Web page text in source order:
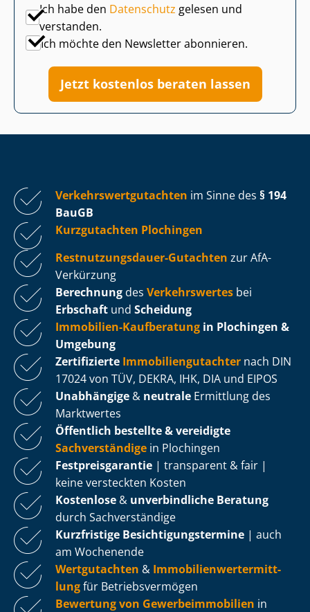
Ich habe den Datenschutz gelesen und
verstanden.
Ich möchte den Newsletter abonnieren.
Jetzt kostenlos beraten lassen
Ver­kehrs­wert­gut­ach­ten im Sinne des § 194
BauGB
Kurzgutachten Plochingen
Rest­nut­zungs­dau­er-Gutachten zur AfA-
Verkürzung
Berechnung des Verkehrswertes bei
Erbschaft und Scheidung
Immobilien-Kaufberatung in Plochingen &
Umgebung
Zertifizierte Im­mo­bi­li­en­gut­ach­ter nach DIN
17024 von TÜV, DEKRA, IHK, DIA und EIPOS
Unabhängige & neutrale Ermittlung des
Marktwertes
Öffentlich bestellte & vereidigte
Sachverständige in Plochingen
Fest­preis­ga­ran­tie | transparent & fair |
keine versteckten Kosten
Kostenlose & unverbindliche Beratung
durch Sachverständige
Kurzfristige Be­sich­ti­gungs­ter­mi­ne | auch
am Wochenende
Wertgutachten & Im­mo­bi­li­en­wert­ermitt­
lungfür Be­triebs­ver­mö­gen
Bewertung von Ge­wer­be­im­mo­bi­li­en in